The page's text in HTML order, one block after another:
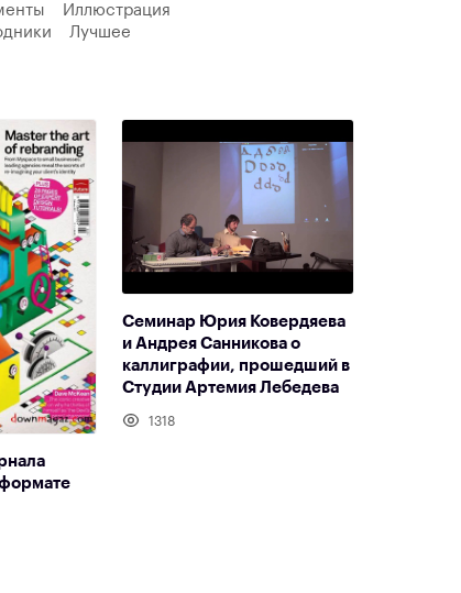
Иллюстрация
Лучшее
Семинар Юрия Ковердяева
и Андрея Санникова о
каллиграфии, прошедший в
Студии Артемия Лебедева
1318